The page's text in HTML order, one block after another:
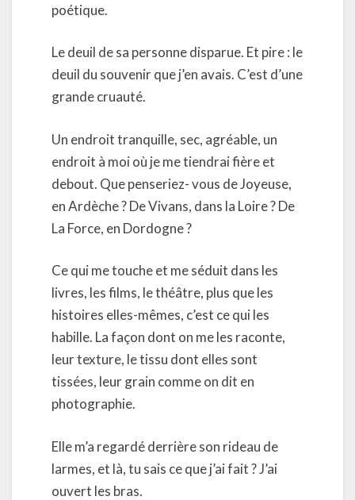
poétique.
Le deuil de sa personne disparue. Et pire : le
deuil du souvenir que j’en avais. C’est d’une
grande cruauté.
Un endroit tranquille, sec, agréable, un
endroit à moi où je me tiendrai fière et
debout. Que penseriez- vous de Joyeuse,
en Ardèche ? De Vivans, dans la Loire ? De
La Force, en Dordogne ?
Ce qui me touche et me séduit dans les
livres, les films, le théâtre, plus que les
histoires elles-mêmes, c’est ce qui les
habille. La façon dont on me les raconte,
leur texture, le tissu dont elles sont
tissées, leur grain comme on dit en
photographie.
Elle m’a regardé derrière son rideau de
larmes, et là, tu sais ce que j’ai fait ? J’ai
ouvert les bras.